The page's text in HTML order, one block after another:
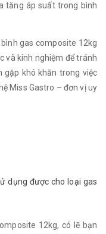
tăng áp suất trong bình
gas composite 12kg
và kinh nghiệm để tránh
gặp khó khăn trong việc
Miss Gastro – đơn vị uy
dụng được cho loại gas
12kg, có lẽ bạn